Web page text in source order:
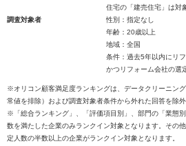
住宅の「建売住宅」は対
調査対象者
性別：指定なし
年齢：20歳以上
地域：全国
条件：過去5年以内にリ
かつリフォーム会社の選
※オリコン顧客満足度ランキングは、データクリーニン
常値を排除）および調査対象者条件から外れた回答を除
※「総合ランキング」、「評価項目別」、部門の「業態
数を満たした企業のみランクイン対象となります。その
定人数の半数以上の企業がランクイン対象となります。